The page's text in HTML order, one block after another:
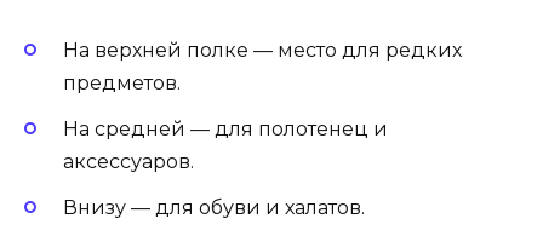
На верхней полке — место для редких
предметов.
На средней — для полотенец и
аксессуаров.
Внизу — для обуви и халатов.